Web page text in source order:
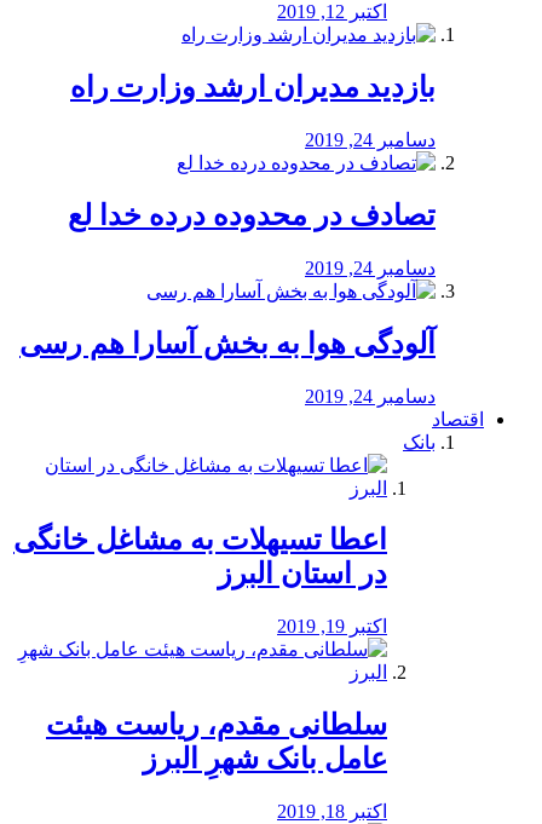
اکتبر 12, 2019
بازدید مدیران ارشد وزارت راه
دسامبر 24, 2019
تصادف در محدوده درده خدا لع
دسامبر 24, 2019
آلودگی هوا به بخش آسارا هم رسی
دسامبر 24, 2019
اقتصاد
بانک
️اعطا تسیهلات به مشاغل خانگی
در استان البرز
اکتبر 19, 2019
سلطانی مقدم، ریاست هیئت
عامل بانک شهرِ البرز
اکتبر 18, 2019